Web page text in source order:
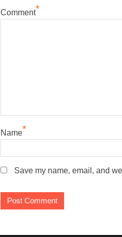
Comment*
Name*
Save my name, email, and